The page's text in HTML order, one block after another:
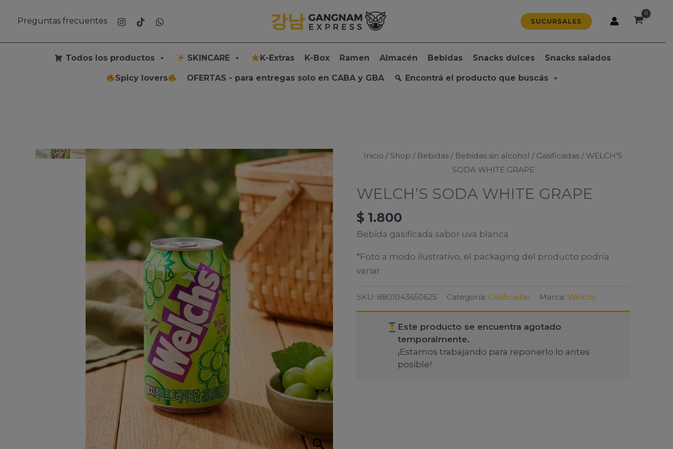
Preguntas frecuentes SUCURSALES
Todos los productos SKINCARE K-Extras K-Box Ramen Almacén Bebidas Snacks dulces Snacks salados
Spicy lovers OFERTAS - para entregas solo en CABA y GBA Encontrá el producto que buscás
Inicio / Shop / Bebidas / Bebidas sin alcohol / Gasificadas / WELCH’S
SODA WHITE GRAPE
WELCH’S SODA WHITE GRAPE
$ 1.800
Bebida gasificada sabor uva blanca
*Foto a modo ilustrativo, el packaging del producto podría
variar
SKU: 8801043650625 Categoría: Gasificadas Marca: Welchs
Este producto se encuentra agotado
temporalmente.
¡Estamos trabajando para reponerlo lo antes
posible!